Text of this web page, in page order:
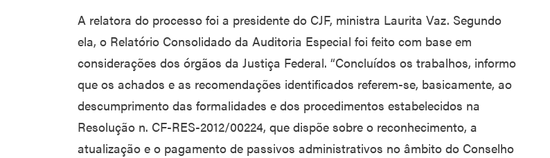
A relatora do processo foi a presidente do CJF, ministra Laurita Vaz. Segundo
ela, o Relatório Consolidado da Auditoria Especial foi feito com base em
considerações dos órgãos da Justiça Federal. “Concluídos os trabalhos, informo
que os achados e as recomendações identificados referem-se, basicamente, ao
descumprimento das formalidades e dos procedimentos estabelecidos na
Resolução n. CF-RES-2012/00224, que dispõe sobre o reconhecimento, a
atualização e o pagamento de passivos administrativos no âmbito do Conselho